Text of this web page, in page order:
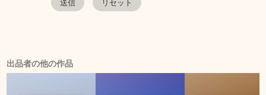
出品者の他の作品